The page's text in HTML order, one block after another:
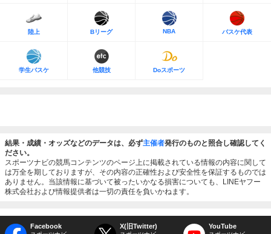
陸上 Bリーグ NBA バスケ代表
学生バスケ 他競技 Doスポーツ
結果・成績・オッズなどのデータは、必ず主催者発行のものと照合し確認してく
ださい。
スポーツナビの競馬コンテンツのページ上に掲載されている情報の内容に関して
は万全を期しておりますが、その内容の正確性および安全性を保証するものでは
ありません。当該情報に基づいて被ったいかなる損害についても、LINEヤフー
株式会社および情報提供者は一切の責任を負いかねます。
Facebook X(旧Twitter) YouTube